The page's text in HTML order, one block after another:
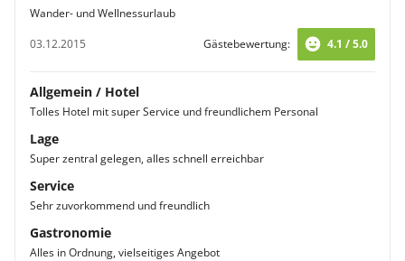
Wander- und Wellnessurlaub
03.12.2015
Gästebewertung: 4.1 / 5.0
Allgemein / Hotel
Tolles Hotel mit super Service und freundlichem Personal
Lage
Super zentral gelegen, alles schnell erreichbar
Service
Sehr zuvorkommend und freundlich
Gastronomie
Alles in Ordnung, vielseitiges Angebot